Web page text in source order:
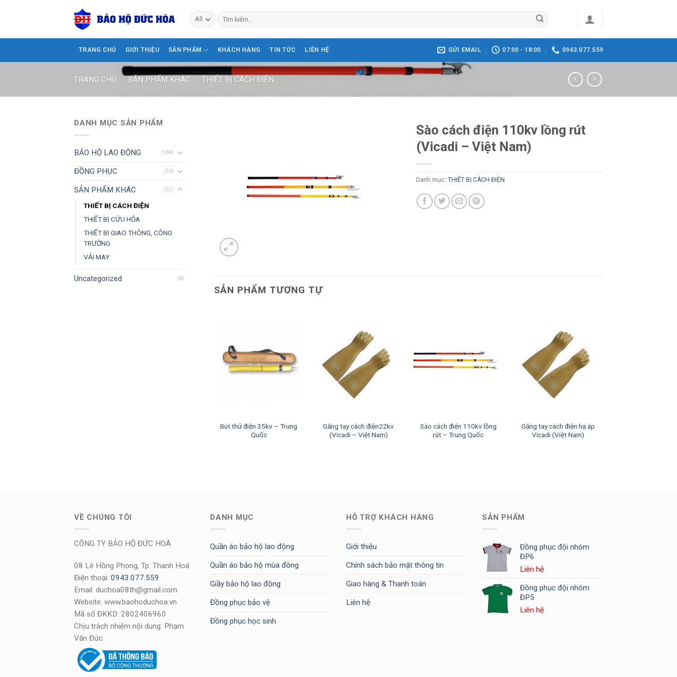
Tìm
kiếm:
TRANG CHỦ GIỚI THIỆU SẢN PHẨM KHÁCH HÀNG TIN TỨC LIÊN HỆ GỬI EMAIL 07:00 - 18:00 0943.077.559
TRANG CHỦ / SẢN PHẨM KHÁC / THIẾT BỊ CÁCH ĐIỆN
DANH MỤC SẢN PHẨM
BẢO HỘ LAO ĐỘNG (184)
ĐỒNG PHỤC (35)
SẢN PHẨM KHÁC (51)
THIẾT BỊ CÁCH ĐIỆN
THIẾT BỊ CỨU HỎA
THIẾT BỊ GIAO THÔNG, CÔNG
TRƯỜNG
VẢI MAY
Uncategorized (8)
Sào cách điện 110kv lồng rút
(Vicadi – Việt Nam)
Danh mục: THIẾT BỊ CÁCH ĐIỆN
SẢN PHẨM TƯƠNG TỰ
Bút thử điện 35kv – Trung
Quốc
Găng tay cách điện22kv
(Vicadi – Việt Nam)
Sào cách điện 110kv lồng
rút – Trung Quốc
Găng tay cách điện hạ áp
Vicadi (Việt Nam)
VỀ CHÚNG TÔI
CÔNG TY BẢO HỘ ĐỨC HOÀ
08 Lê Hồng Phong, Tp. Thanh Hoá
Điện thoại: 0943.077.559
Email: duchoa08th@gmail.com
Website: www.baohoduchoa.vn
Mã số ĐKKD: 2802406960
Chịu trách nhiệm nội dung: Phạm
Văn Đức
DANH MỤC
Quần áo bảo hộ lao động
Quần áo bảo hộ mùa đông
Giầy bảo hộ lao động
Đồng phục bảo vệ
Đồng phục học sinh
HỖ TRỢ KHÁCH HÀNG
Giới thiệu
Chính sách bảo mật thông tin
Giao hàng & Thanh toán
Liên hệ
SẢN PHẨM
Đồng phục đội nhóm
ĐP6
Liên hệ
Đồng phục đội nhóm
ĐP5
Liên hệ